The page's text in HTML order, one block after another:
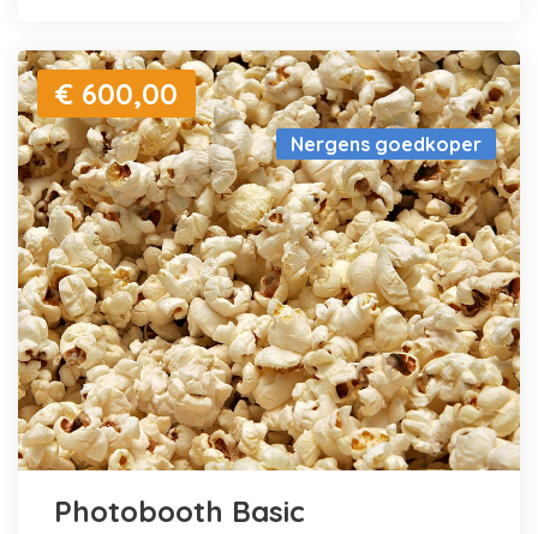
Nergens goedkoper
€ 600,00
Photobooth Basic